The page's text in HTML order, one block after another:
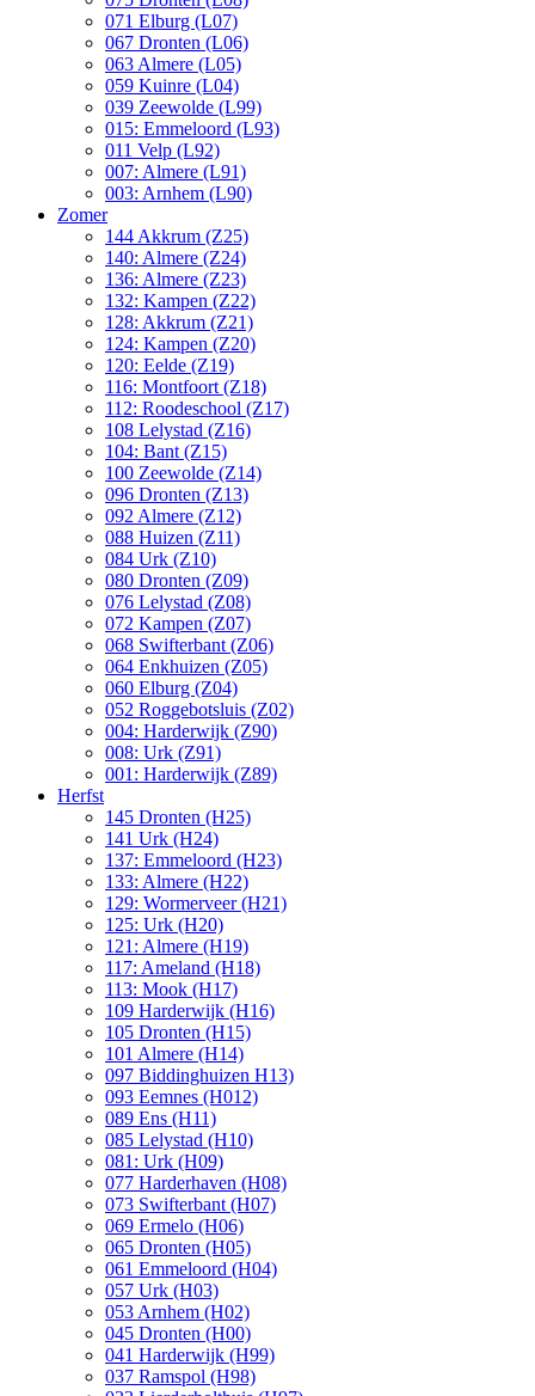
071 Elburg (L07)
067 Dronten (L06)
063 Almere (L05)
059 Kuinre (L04)
039 Zeewolde (L99)
015: Emmeloord (L93)
011 Velp (L92)
007: Almere (L91)
003: Arnhem (L90)
Zomer
144 Akkrum (Z25)
140: Almere (Z24)
136: Almere (Z23)
132: Kampen (Z22)
128: Akkrum (Z21)
124: Kampen (Z20)
120: Eelde (Z19)
116: Montfoort (Z18)
112: Roodeschool (Z17)
108 Lelystad (Z16)
104: Bant (Z15)
100 Zeewolde (Z14)
096 Dronten (Z13)
092 Almere (Z12)
088 Huizen (Z11)
084 Urk (Z10)
080 Dronten (Z09)
076 Lelystad (Z08)
072 Kampen (Z07)
068 Swifterbant (Z06)
064 Enkhuizen (Z05)
060 Elburg (Z04)
052 Roggebotsluis (Z02)
004: Harderwijk (Z90)
008: Urk (Z91)
001: Harderwijk (Z89)
Herfst
145 Dronten (H25)
141 Urk (H24)
137: Emmeloord (H23)
133: Almere (H22)
129: Wormerveer (H21)
125: Urk (H20)
121: Almere (H19)
117: Ameland (H18)
113: Mook (H17)
109 Harderwijk (H16)
105 Dronten (H15)
101 Almere (H14)
097 Biddinghuizen H13)
093 Eemnes (H012)
089 Ens (H11)
085 Lelystad (H10)
081: Urk (H09)
077 Harderhaven (H08)
073 Swifterbant (H07)
069 Ermelo (H06)
065 Dronten (H05)
061 Emmeloord (H04)
057 Urk (H03)
053 Arnhem (H02)
045 Dronten (H00)
041 Harderwijk (H99)
037 Ramspol (H98)